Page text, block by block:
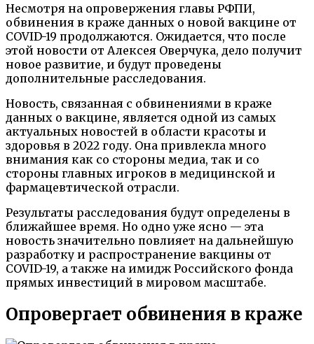
Несмотря на опровержения главы РФПИ,
обвинения в краже данных о новой вакцине от
COVID-19 продолжаются. Ожидается, что после
этой новости от Алексея Оверчука, дело получит
новое развитие, и будут проведены
дополнительные расследования.
Новость, связанная с обвинениями в краже
данных о вакцине, является одной из самых
актуальных новостей в области красоты и
здоровья в 2022 году. Она привлекла много
внимания как со стороны медиа, так и со
стороны главных игроков в медицинской и
фармацевтической отрасли.
Результаты расследования будут определены в
ближайшее время. Но одно уже ясно — эта
новость значительно повлияет на дальнейшую
разработку и распространение вакцины от
COVID-19, а также на имидж Российского фонда
прямых инвестиций в мировом масштабе.
Опровергает обвинения в краже